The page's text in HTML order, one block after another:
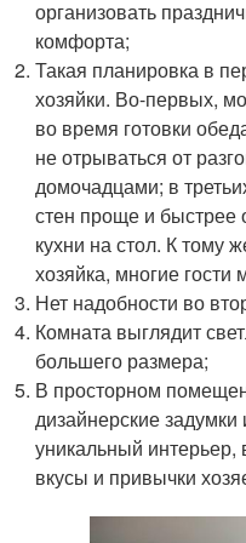
организовать
комфорта;
Такая планировка в
хозяйки. Во-первых,
во время готовки
не отрываться от
домочадцами; в
стен проще и быстрее
кухни на стол. К тому
хозяйка, многие
Нет надобности во
Комната выглядит
большего размера;
В просторном
дизайнерские задумки
уникальный интерьер,
вкусы и привычки